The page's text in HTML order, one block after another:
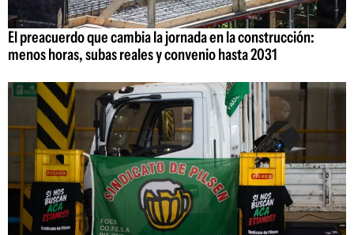
El preacuerdo que cambia la jornada en la construcción:
menos horas, subas reales y convenio hasta 2031